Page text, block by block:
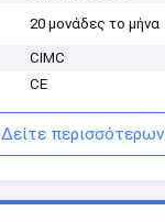
20 μονάδες το μήνα
CIMC
CE
Δείτε περισσότερων